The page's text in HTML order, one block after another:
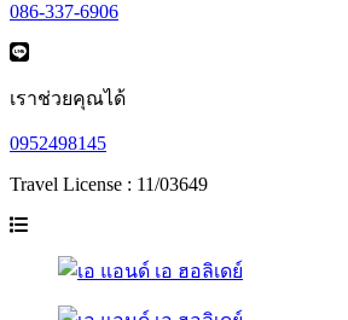
086-337-6906
เราช่วยคุณได้
0952498145
Travel License : 11/03649